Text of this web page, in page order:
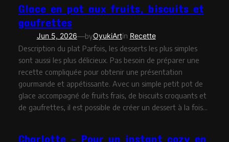
Glace en pot aux fruits, biscuits et
gaufrettes
Jun 5, 2026—byOyukiArtin Recette
Description du plat Parfois, les desserts les plus simples
sont aussi les plus délicieux. Pas besoin de préparer une
recette compliquée pour obtenir une présentation
gourmande et appétissante. Avec un simple petit pot de
glace accompagné de fruits frais, de biscuits croquants et
de gaufrettes, il est possible de créer un dessert à la fois…
Charlotte – Pour un instant cozy en